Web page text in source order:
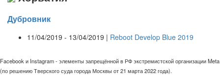
Дубровник
11/04/2019 - 13/04/2019 | Reboot Develop Blue 2019
Facebook и Instagram - элементы запрещённой в РФ экстремистской организации Meta
(по решению Тверского суда города Москвы от 21 марта 2022 года).